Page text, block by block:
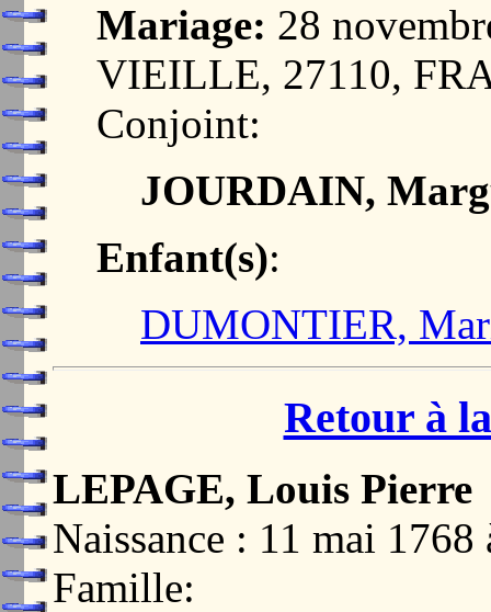
Mariage: 28
VIEILLE, 27110,
Conjoint:
JOURDAIN,
Enfant(s):
DUMONTIER,
Retour à
LEPAGE, Louis Pierre
Naissance : 11 mai
Famille: